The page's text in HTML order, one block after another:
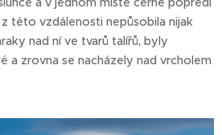
z této vzdálenosti nepůsobila nijak
nad ní ve tvarů talířů, byly
a zrovna se nacházely nad vrcholem